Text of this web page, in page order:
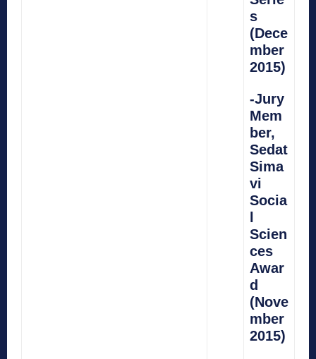
s
(Dece
mber
2015)
-Jury
Mem
ber,
Sedat
Sima
vi
Socia
Scien
ces
Awar
d
(Nove
mber
2015)